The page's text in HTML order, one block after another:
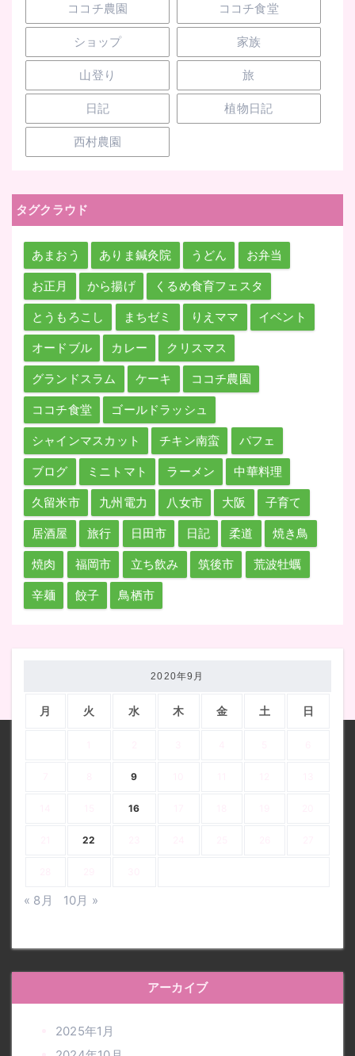
ココチ農園 ココチ食堂
ショップ 家族
山登り 旅
日記 植物日記
西村農園
タグクラウド
あまおう ありま鍼灸院 うどん お弁当
お正月 から揚げ くるめ食育フェスタ
とうもろこし まちゼミ りえママ イベント
オードブル カレー クリスマス
グランドスラム ケーキ ココチ農園
ココチ食堂 ゴールドラッシュ
シャインマスカット チキン南蛮 パフェ
ブログ ミニトマト ラーメン 中華料理
久留米市 九州電力 八女市 大阪 子育て
居酒屋 旅行 日田市 日記 柔道 焼き鳥
焼肉 福岡市 立ち飲み 筑後市 荒波牡蠣
辛麺 餃子 鳥栖市
2020年9月
月 火 水 木 金 土 日
9
16
22
« 8月 10月 »
アーカイブ
2025年1月